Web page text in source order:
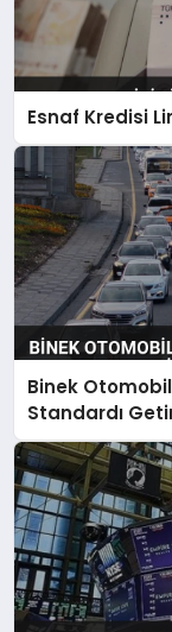
Esnaf Kredisi
Binek
Standardı